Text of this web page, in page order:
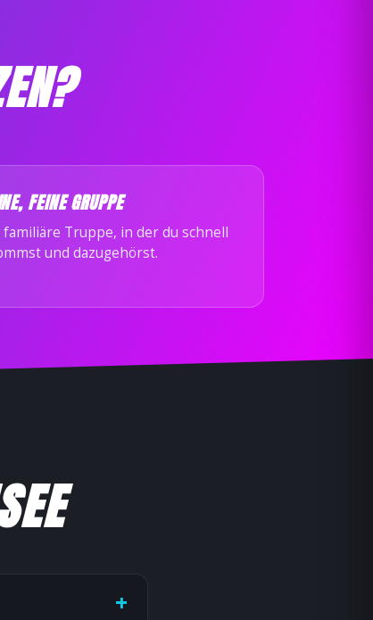
FEINE GRUPPE
familiäre Truppe, in der du schnell
und dazugehörst.